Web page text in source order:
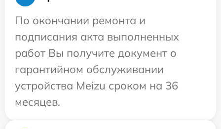
По окончании ремонта и
подписания акта выполненных
работ Вы получите документ о
гарантийном обслуживании
устройства Meizu сроком на 36
месяцев.